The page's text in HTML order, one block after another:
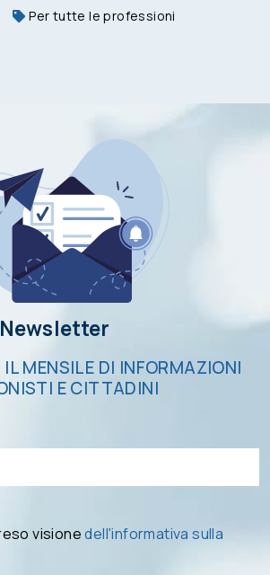
Per tutte le professioni
IL MENSILE DI INFORMAZIONI
E CITTADINI
visionedell'informativa sulla